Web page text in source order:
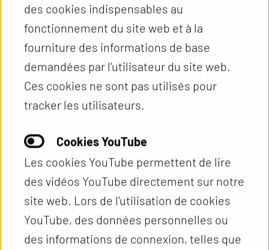
des cookies indispensables au
fonctionnement du site web et à la
fourniture des informations de base
demandées par l'utilisateur du site web.
Ces cookies ne sont pas utilisés pour
tracker les utilisateurs.
Cookies YouTube
Les cookies YouTube permettent de lire
des vidéos YouTube directement sur notre
site web. Lors de l'utilisation de cookies
YouTube, des données personnelles ou
des informations de connexion, telles que